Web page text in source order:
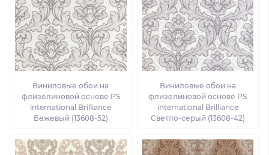
Виниловые обои на
флизелиновой основе PS
international Brilliance
Бежевый (13608-52)
Виниловые обои на
флизелиновой основе PS
international Brilliance
Светло-серый (13608-42)